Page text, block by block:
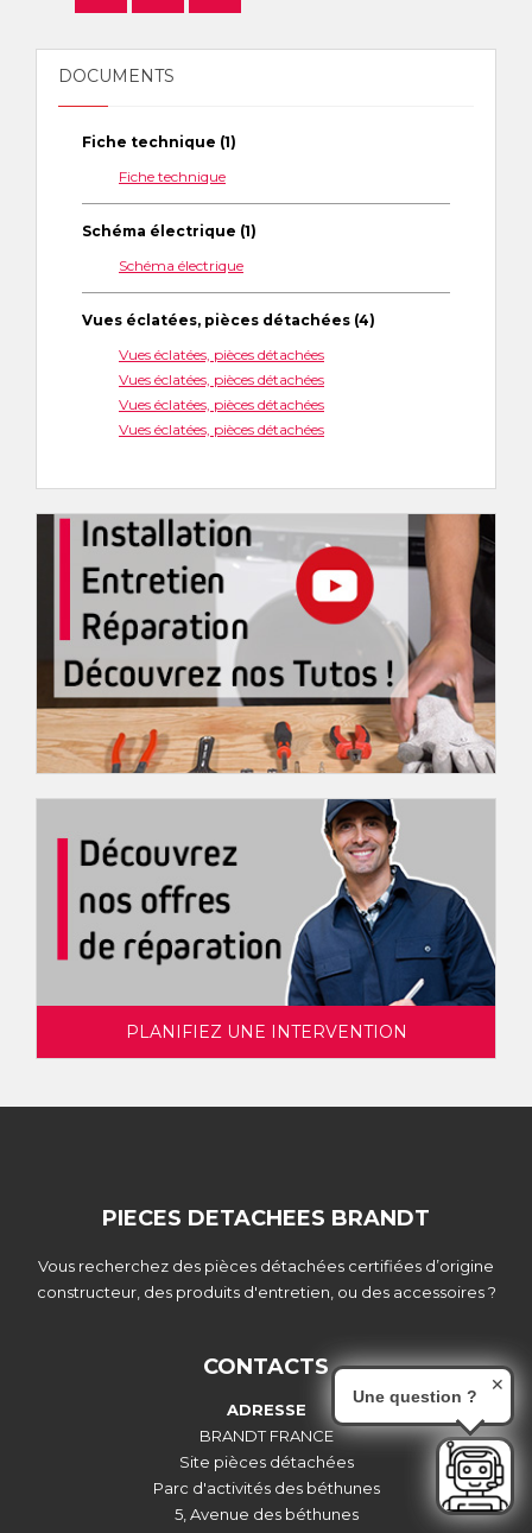
DOCUMENTS
Fiche technique (1)
Fiche technique
Schéma électrique (1)
Schéma électrique
Vues éclatées, pièces détachées (4)
Vues éclatées, pièces détachées
Vues éclatées, pièces détachées
Vues éclatées, pièces détachées
Vues éclatées, pièces détachées
PLANIFIEZ UNE INTERVENTION
PIECES DETACHEES BRANDT
Vous recherchez des pièces détachées certifiées d’origine
constructeur, des produits d'entretien, ou des accessoires ?
CONTACTS
ADRESSE
BRANDT FRANCE
Site pièces détachées
Parc d'activités des béthunes
5, Avenue des béthunes
Une question ?
✕